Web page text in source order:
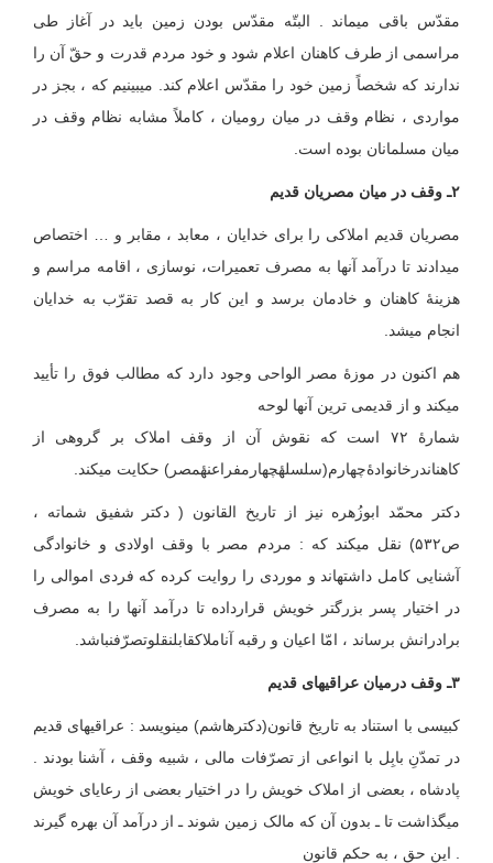
مقدّس باقی می‏ماند . البتّه مقدّس بودن زمین باید در آغاز طی
مراسمی از طرف کاهنان اعلام شود و خود مردم قدرت و حقّ آن را
ندارند که شخصاً زمین خود را مقدّس اعلام کند. می‏بینیم که ، بجز در
مواردی ، نظام وقف در میان رومیان ، کاملاً‏ مشابه ‏نظام ‏وقف‏ در
‏میان ‏مسلمانان ‏بوده ‏است.
۲ـ وقف در میان مصریان قدیم
مصریان قدیم املاکی را برای خدایان ، معابد ، مقابر و … اختصاص
می‏دادند تا درآمد آنها به مصرف تعمیرات، نوسازی ، اقامه مراسم و
هزینهٔ کاهنان و خادمان برسد و این کار به قصد تقرّب به خدایان
انجام می‏شد.
هم اکنون در موزۀ مصر الواحی وجود دارد که مطالب فوق را تأیید
می‏کند و از قدیمی ترین آنها لوحه
شمارۀ ۷۲ است که نقوش آن از وقف املاک بر گروهی از
کاهنان‏درخانوادۀ‏چهارم‏(سلسلهٔ‏‏چهارم‏‏فراعنهٔ‏‏مصر) حکایت می‏کند.
دکتر محمّد ابوزُهره نیز از تاریخ القانون ( دکتر شفیق شماته ،
ص۵۳۲) نقل می‏کند که : مردم مصر با وقف اولادی و خانوادگی
آشنایی کامل داشته‏اند و موردی را روایت کرده که فردی اموالی را
در اختیار پسر بزرگتر خویش قرارداده تا درآمد آنها را به مصرف
برادرانش برساند ، امّا اعیان و رقبه آن‏املاک‏قابل‏نقل‏و‏تصرّف‏نباشد.
۳ـ وقف درمیان عراقیهای قدیم
کبیسی با استناد به تاریخ قانون(دکترهاشم) می‏نویسد : عراقیهای قدیم
در تمدّنِ بابِل با انواعی از تصرّفات مالی ، شبیه وقف ، آشنا بودند .
پادشاه ، بعضی از املاک خویش را در اختیار بعضی از رعایای خویش
می‏گذاشت تا ـ بدون آن که مالک زمین شوند ـ از درآمد آن بهره گیرند
. این حق ، به حکم قانون